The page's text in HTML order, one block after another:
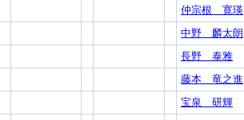
仲宗根 寛瑛
中野 麟太朗
長野 泰雅
藤本 竜之進
宝泉 研輝